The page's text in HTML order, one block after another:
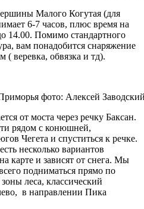
Малого Когутая (для
6-7 часов, плюс время на
14.00. Помимо стандартного
вам понадобится снаряжение
( веревка, обвязка и тд).
фото: Алексей
от моста через речку Баксан.
рядом с конюшней,
Чегета и спуститься к речке.
несколько вариантов
карте и зависят от снега. Мы
подниматься прямо по
леса, классический
в направлении Пика